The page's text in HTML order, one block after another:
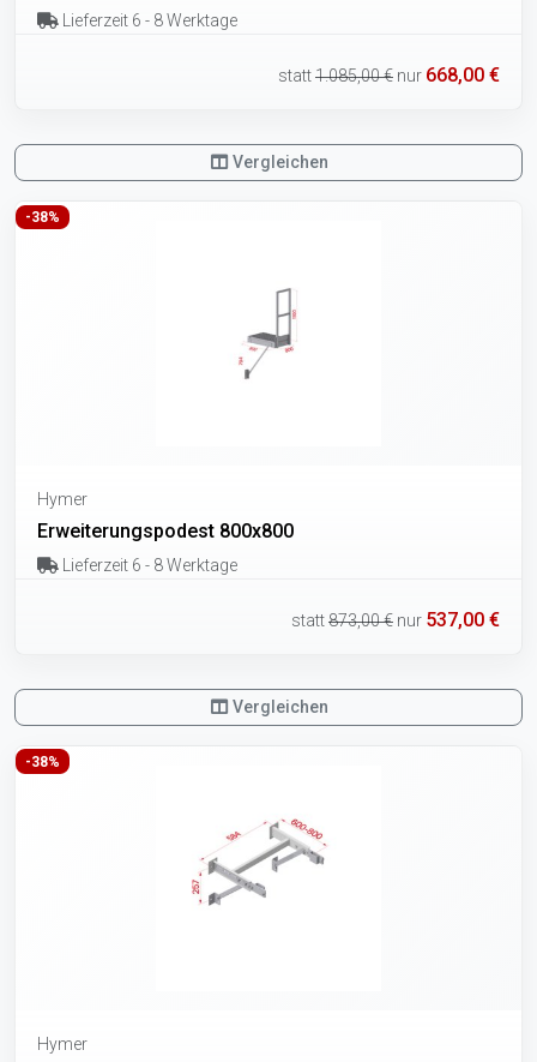
Lieferzeit 6 - 8 Werktage
statt1.085,00 € nur 668,00 €
Vergleichen
-38%
Hymer
Erweiterungspodest 800x800
Lieferzeit 6 - 8 Werktage
statt873,00 € nur 537,00 €
Vergleichen
-38%
Hymer